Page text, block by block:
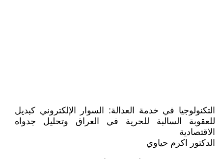
التكنولوجيا في خدمة العدالة: السوار الإلكتروني كبديل
للعقوبة السالبة للحرية في العراق وتحليل جدواه
الاقتصادية
الدكتور اكرم حياوي